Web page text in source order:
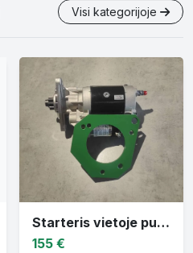
Visi kategorijoje
Starteris vietoje puskačio
155 €